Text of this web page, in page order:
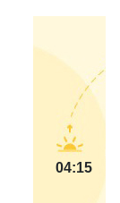
04:15